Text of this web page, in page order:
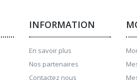
INFORMATION
En savoir plus
Nos partenaires
Contactez nous